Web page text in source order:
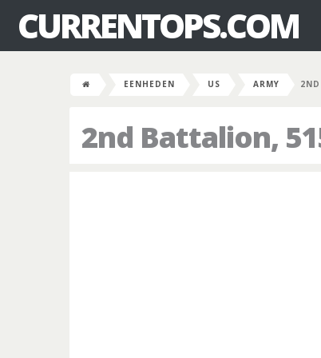
CURRENTOPS.COM
EENHEDEN US ARMY
2nd Battalion,